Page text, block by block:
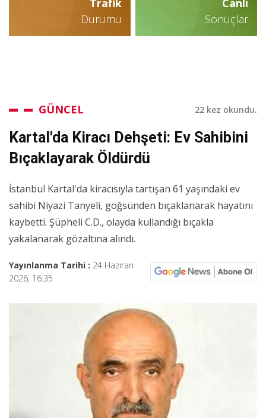
Durumu
Sonuçlar
GÜNCEL 22 kez okundu.
Kartal'da Kiracı Dehşeti: Ev Sahibini
Bıçaklayarak Öldürdü
İstanbul Kartal'da kiracısıyla tartışan 61 yaşındaki ev
sahibi Niyazi Tanyeli, göğsünden bıçaklanarak hayatını
kaybetti. Şüpheli C.D., olayda kullandığı bıçakla
yakalanarak gözaltına alındı.
Yayınlanma Tarihi : 24 Haziran
2026, 16:35